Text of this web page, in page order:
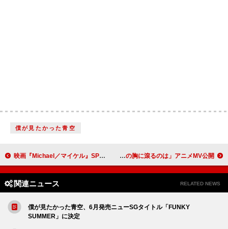
僕が見たかった青空
映画『Michael／マイケル』SPイベント開催、リアーナら「TIME100 フィランスロピー」リスト入り、レッチリがカタログ売却：今週の洋楽まとめニュース ヒグチアイ、TVアニメ『スノウボールアース』EDテーマ「今この胸に滾るのは」アニメMV公開
関連ニュース RELATED NEWS
僕が見たかった青空、6月発売ニューSGタイトル「FUNKY
SUMMER」に決定